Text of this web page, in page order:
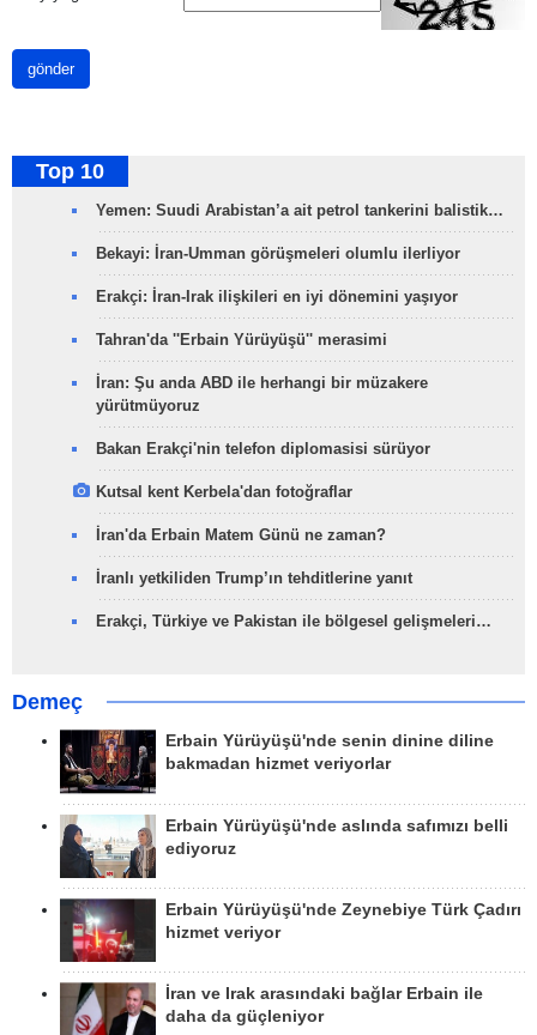
gönder
Top 10
Yemen: Suudi Arabistan’a ait petrol tankerini balistik…
Bekayi: İran-Umman görüşmeleri olumlu ilerliyor
Erakçi: İran-Irak ilişkileri en iyi dönemini yaşıyor
Tahran'da ''Erbain Yürüyüşü'' merasimi
İran: Şu anda ABD ile herhangi bir müzakere
yürütmüyoruz
Bakan Erakçi'nin telefon diplomasisi sürüyor
Kutsal kent Kerbela'dan fotoğraflar
İran'da Erbain Matem Günü ne zaman?
İranlı yetkiliden Trump’ın tehditlerine yanıt
Erakçi, Türkiye ve Pakistan ile bölgesel gelişmeleri…
Demeç
Erbain Yürüyüşü'nde senin dinine diline
bakmadan hizmet veriyorlar
Erbain Yürüyüşü'nde aslında safımızı belli
ediyoruz
Erbain Yürüyüşü'nde Zeynebiye Türk Çadırı
hizmet veriyor
İran ve Irak arasındaki bağlar Erbain ile
daha da güçleniyor